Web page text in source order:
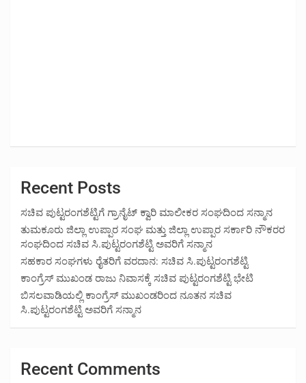
Recent Posts
ಸಚಿವ ಪುಟ್ಟರಂಗಶೆಟ್ಟಿಗೆ ಗ್ರಾನೈಟ್ ಕ್ವಾರಿ ಮಾಲೀಕರ ಸಂಘದಿಂದ ಸನ್ಮಾನ
ತುಮಕೂರು ಜಿಲ್ಲಾ ಉಪ್ಪಾರ ಸಂಘ ಮತ್ತು ಜಿಲ್ಲಾ ಉಪ್ಪಾರ ಸರ್ಕಾರಿ ನೌಕರರ
ಸಂಘದಿಂದ ಸಚಿವ ಸಿ.ಪುಟ್ಟರಂಗಶೆಟ್ಟಿ ಅವರಿಗೆ ಸನ್ಮಾನ
ಸಹಕಾರ ಸಂಘಗಳು ರೈತರಿಗೆ ವರದಾನ: ಸಚಿವ ಸಿ.ಪುಟ್ಟರಂಗಶೆಟ್ಟಿ
ಕಾಂಗ್ರೆಸ್ ಮುಖಂಡ ರಾಜು ನಿವಾಸಕ್ಕೆ ಸಚಿವ ಪುಟ್ಟರಂಗಶೆಟ್ಟಿ ಭೇಟಿ
ಬಿಸಲವಾಡಿಯಲ್ಲಿ ಕಾಂಗ್ರೆಸ್ ಮುಖಂಡರಿಂದ ನೂತನ ಸಚಿವ
ಸಿ.ಪುಟ್ಟರಂಗಶೆಟ್ಟಿ ಅವರಿಗೆ ಸನ್ಮಾನ
Recent Comments